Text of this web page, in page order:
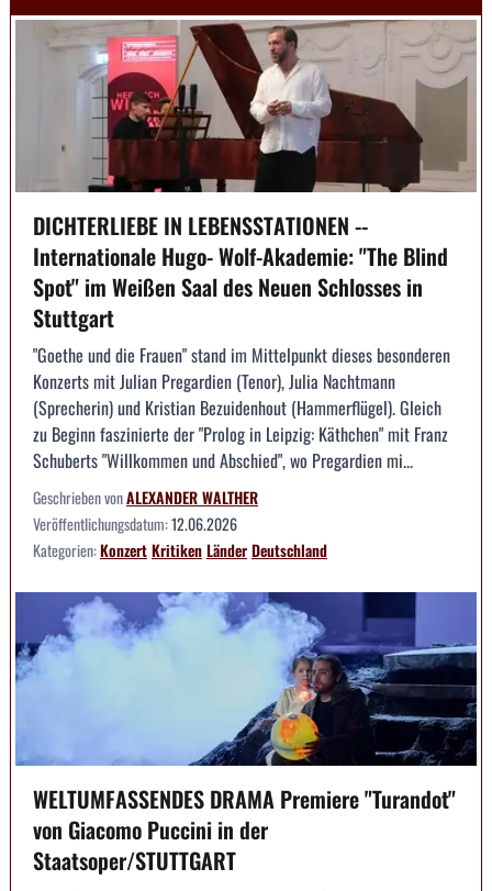
DICHTERLIEBE IN LEBENSSTATIONEN --
Internationale Hugo- Wolf-Akademie: "The Blind
Spot" im Weißen Saal des Neuen Schlosses in
Stuttgart
"Goethe und die Frauen" stand im Mittelpunkt dieses besonderen
Konzerts mit Julian Pregardien (Tenor), Julia Nachtmann
(Sprecherin) und Kristian Bezuidenhout (Hammerflügel). Gleich
zu Beginn faszinierte der "Prolog in Leipzig: Käthchen" mit Franz
Schuberts "Willkommen und Abschied", wo Pregardien mi...
Geschrieben vonALEXANDER WALTHER
Veröffentlichungsdatum:12.06.2026
Kategorien:KonzertKritikenLänderDeutschland
WELTUMFASSENDES DRAMA Premiere "Turandot"
von Giacomo Puccini in der
Staatsoper/STUTTGART